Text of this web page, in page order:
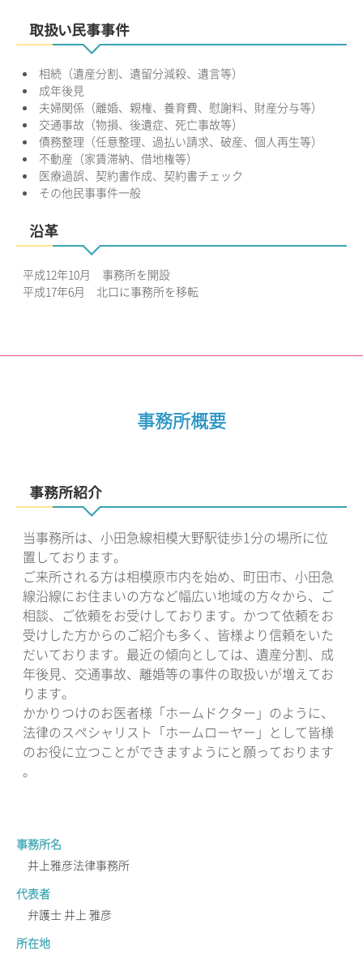
取扱い民事事件
相続（遺産分割、遺留分減殺、遺言等）
成年後見
夫婦関係（離婚、親権、養育費、慰謝料、財産分与等）
交通事故（物損、後遺症、死亡事故等）
債務整理（任意整理、過払い請求、破産、個人再生等）
不動産（家賃滞納、借地権等）
医療過誤、契約書作成、契約書チェック
その他民事事件一般
沿革
平成12年10月 事務所を開設
平成17年6月 北口に事務所を移転
事務所概要
事務所紹介
当事務所は、小田急線相模大野駅徒歩1分の場所に位
置しております。
ご来所される方は相模原市内を始め、町田市、小田急
線沿線にお住まいの方など幅広い地域の方々から、ご
相談、ご依頼をお受けしております。かつて依頼をお
受けした方からのご紹介も多く、皆様より信頼をいた
だいております。最近の傾向としては、遺産分割、成
年後見、交通事故、離婚等の事件の取扱いが増えてお
ります。
かかりつけのお医者様「ホームドクター」のように、
法律のスペシャリスト「ホームローヤー」として皆様
のお役に立つことができますようにと願っております
。
事務所名
井上雅彦法律事務所
代表者
弁護士 井上 雅彦
所在地